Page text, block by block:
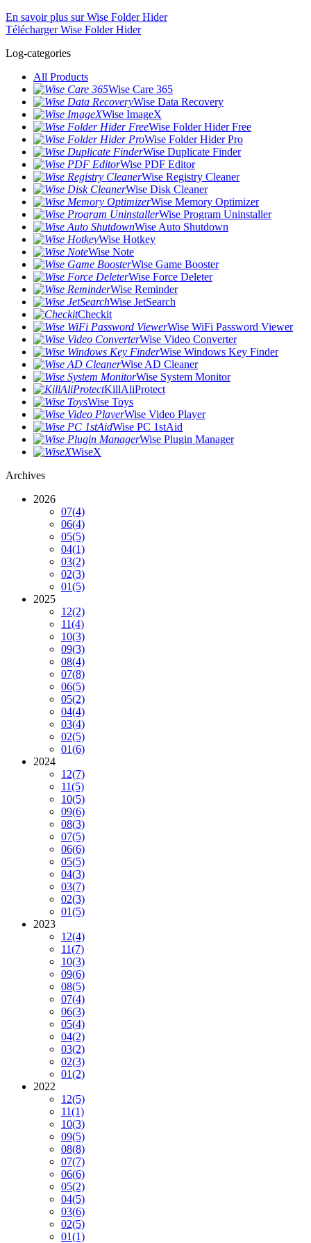
En savoir plus sur Wise Folder Hider
Télécharger Wise Folder Hider
Log-categories
All Products
Wise Care 365
Wise Data Recovery
Wise ImageX
Wise Folder Hider Free
Wise Folder Hider Pro
Wise Duplicate Finder
Wise PDF Editor
Wise Registry Cleaner
Wise Disk Cleaner
Wise Memory Optimizer
Wise Program Uninstaller
Wise Auto Shutdown
Wise Hotkey
Wise Note
Wise Game Booster
Wise Force Deleter
Wise Reminder
Wise JetSearch
Checkit
Wise WiFi Password Viewer
Wise Video Converter
Wise Windows Key Finder
Wise AD Cleaner
Wise System Monitor
KillAliProtect
Wise Toys
Wise Video Player
Wise PC 1stAid
Wise Plugin Manager
WiseX
Archives
2026
07(4)
06(4)
05(5)
04(1)
03(2)
02(3)
01(5)
2025
12(2)
11(4)
10(3)
09(3)
08(4)
07(8)
06(5)
05(2)
04(4)
03(4)
02(5)
01(6)
2024
12(7)
11(5)
10(5)
09(6)
08(3)
07(5)
06(6)
05(5)
04(3)
03(7)
02(3)
01(5)
2023
12(4)
11(7)
10(3)
09(6)
08(5)
07(4)
06(3)
05(4)
04(2)
03(2)
02(3)
01(2)
2022
12(5)
11(1)
10(3)
09(5)
08(8)
07(7)
06(6)
05(2)
04(5)
03(6)
02(5)
01(1)